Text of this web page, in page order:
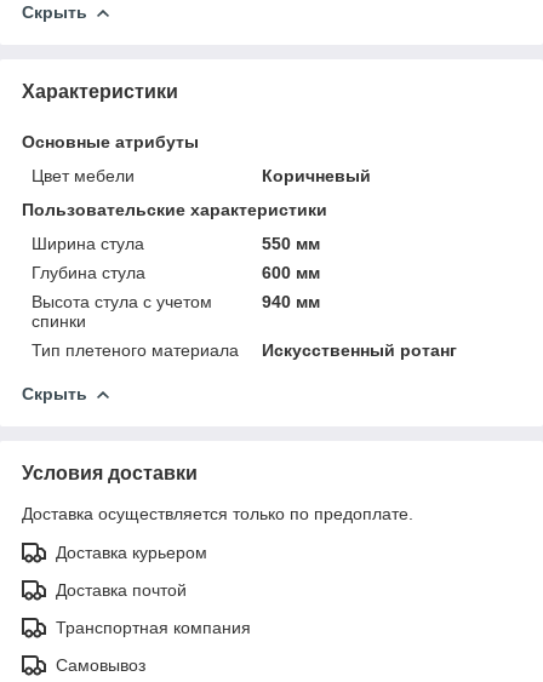
Скрыть
Характеристики
Основные атрибуты
Цвет мебели
Коричневый
Пользовательские характеристики
Ширина стула
550 мм
Глубина стула
600 мм
Высота стула с учетом
спинки
940 мм
Тип плетеного материала Искусственный ротанг
Скрыть
Условия доставки
Доставка осуществляется только по предоплате.
Доставка курьером
Доставка почтой
Транспортная компания
Самовывоз